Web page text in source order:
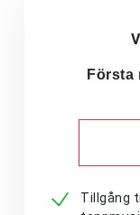
Första
Tillgång